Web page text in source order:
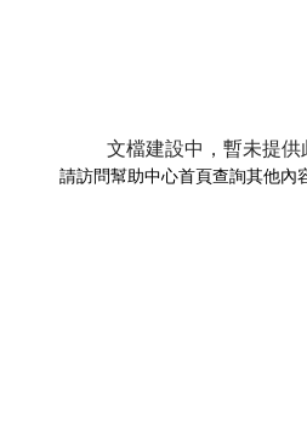
文檔建設中，暫未提
請訪問幫助中心首頁查詢其他內